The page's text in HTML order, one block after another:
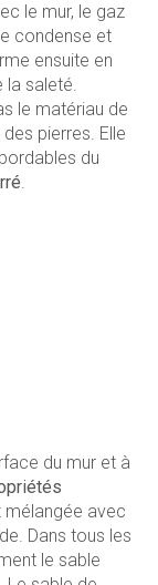
le mur, le gaz
condense et
ensuite en
la saleté.
le matériau de
pierres. Elle
du
.
du mur et à
mélangée avec
Dans tous les
le sable